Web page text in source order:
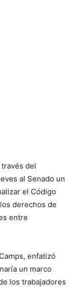
del
al Senado un
el Código
derechos de
entre
enfatizó
un marco
los trabajadores